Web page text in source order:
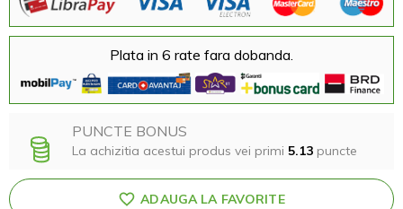
Plata in 6 rate fara dobanda.
PUNCTE BONUS
La achizitia acestui produs vei primi 5.13 puncte
ADAUGA LA FAVORITE